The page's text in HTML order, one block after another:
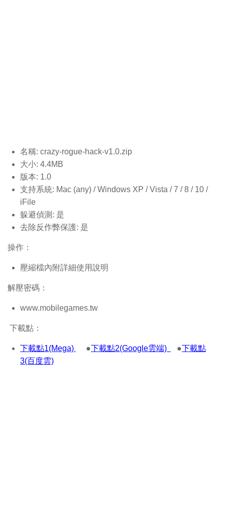
名稱: crazy-rogue-hack-v1.0.zip
大小: 4.4MB
版本: 1.0
支持系統: Mac (any) / Windows XP / Vista / 7 / 8 / 10 /
iFile
躲避偵測: 是
去除反作弊保護: 是
操作：
壓縮檔內附詳細使用說明
解壓密碼：
www.mobilegames.tw
下載點：
下載點1(Mega) ● 下載點2(Google雲端) ● 下載點
3(百度雲)